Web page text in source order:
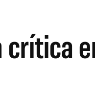
crítica